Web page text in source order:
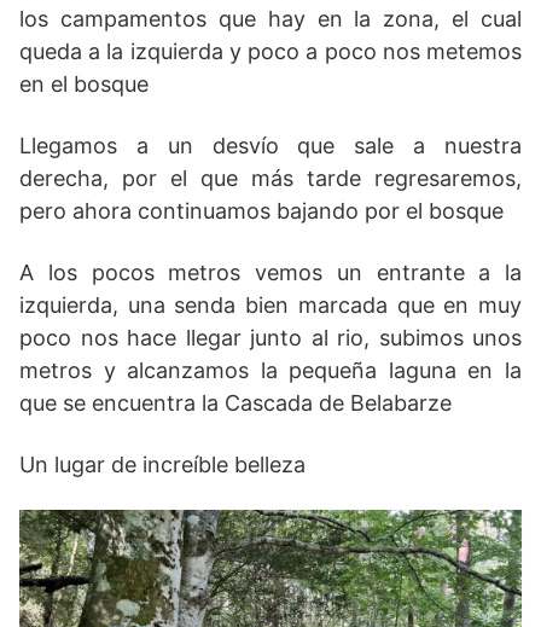
los campamentos que hay en la zona, el cual
queda a la izquierda y poco a poco nos metemos
en el bosque
Llegamos a un desvío que sale a nuestra
derecha, por el que más tarde regresaremos,
pero ahora continuamos bajando por el bosque
A los pocos metros vemos un entrante a la
izquierda, una senda bien marcada que en muy
poco nos hace llegar junto al rio, subimos unos
metros y alcanzamos la pequeña laguna en la
que se encuentra la Cascada de Belabarze
Un lugar de increíble belleza